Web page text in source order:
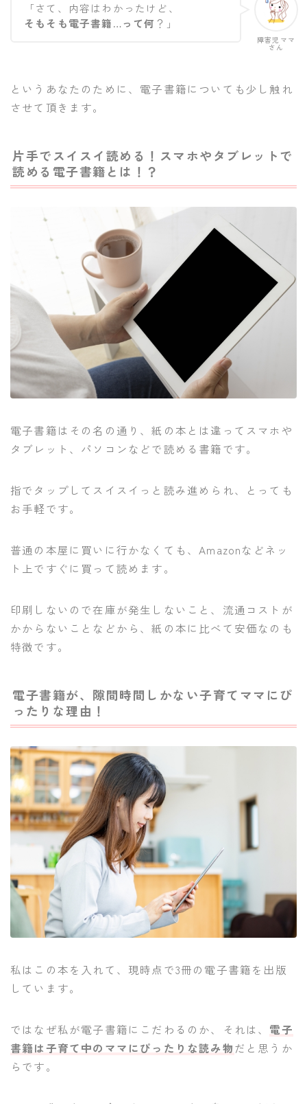
障害児ママ
さん
「さて、内容はわかったけど、
そもそも電子書籍…って何 ？」
というあなたのために、電子書籍についても少し触れ
させて頂きます。
片手でスイスイ読める！スマホやタブレットで
読める電子書籍とは！？
電子書籍はその名の通り、紙の本とは違ってスマホや
タブレット、パソコンなどで読める書籍です。
指でタップしてスイスイっと読み進められ、とっても
お手軽です。
普通の本屋に買いに行かなくても、Amazonなどネッ
ト上ですぐに買って読めます。
印刷しないので在庫が発生しないこと、流通コストが
かからないことなどから、紙の本に比べて安価なのも
特徴です。
電子書籍が、隙間時間しかない子育てママにぴ
ったりな理由！
私はこの本を入れて、現時点で3冊の電子書籍を出版
しています。
ではなぜ私が電子書籍にこだわるのか、それは、 電子
書籍は子育て中のママにぴったりな読み物だと思うか
らです。